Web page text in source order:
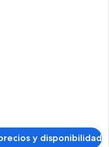
y disponibilidad